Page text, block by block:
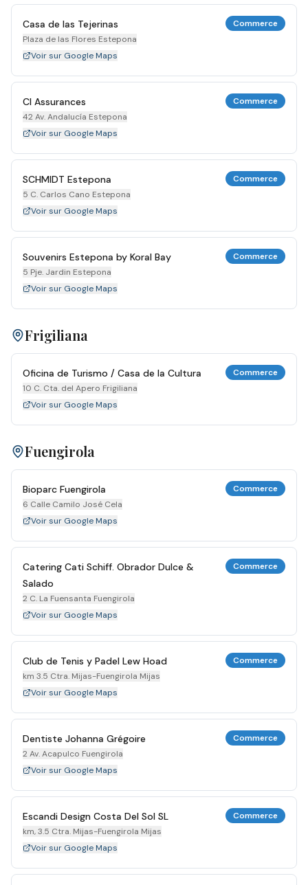
Casa de las Tejerinas
Plaza de las Flores Estepona
Commerce
Voir sur Google Maps
Cl Assurances
42 Av. Andalucía Estepona
Commerce
Voir sur Google Maps
SCHMIDT Estepona
5 C. Carlos Cano Estepona
Commerce
Voir sur Google Maps
Souvenirs Estepona by Koral Bay
5 Pje. Jardin Estepona
Commerce
Voir sur Google Maps
Frigiliana
Oficina de Turismo / Casa de la Cultura
10 C. Cta. del Apero Frigiliana
Commerce
Voir sur Google Maps
Fuengirola
Bioparc Fuengirola
6 Calle Camilo José Cela
Commerce
Voir sur Google Maps
Catering Cati Schiff. Obrador Dulce &
Salado
2 C. La Fuensanta Fuengirola
Commerce
Voir sur Google Maps
Club de Tenis y Padel Lew Hoad
km 3.5 Ctra. Mijas-Fuengirola Mijas
Commerce
Voir sur Google Maps
Dentiste Johanna Grégoire
2 Av. Acapulco Fuengirola
Commerce
Voir sur Google Maps
Escandi Design Costa Del Sol SL
km, 3.5 Ctra. Mijas-Fuengirola Mijas
Commerce
Voir sur Google Maps